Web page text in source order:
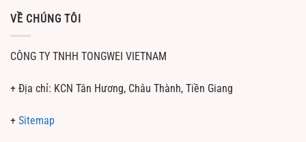
VỀ CHÚNG TÔI
CÔNG TY TNHH TONGWEI VIETNAM
+ Địa chỉ: KCN Tân Hương, Châu Thành, Tiền Giang
+ Sitemap